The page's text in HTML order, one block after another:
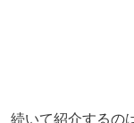
続いて紹介するの